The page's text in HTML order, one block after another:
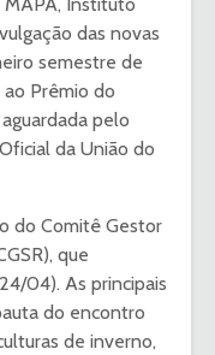
das novas
semestre de
Prêmio do
pelo
da União do
do Comitê Gestor
que
04). As principais
do encontro
de inverno,